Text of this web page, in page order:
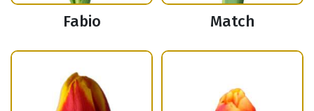
Fabio Match